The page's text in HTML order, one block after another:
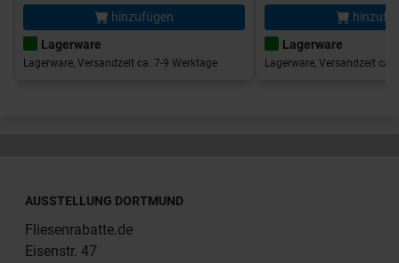
hinzufügen
Lagerware
Lagerware, Versandzeit ca. 7-9 Werktage
Lagerware
Lagerware, Versandzeit ca.
AUSSTELLUNG DORTMUND
Fliesenrabatte.de
Eisenstr. 47